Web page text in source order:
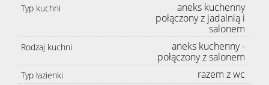
Typ kuchni
aneks kuchenny
połączony z jadalnią i
salonem
Rodzaj kuchni
aneks kuchenny -
połączony z salonem
Typ łazienki razem z wc